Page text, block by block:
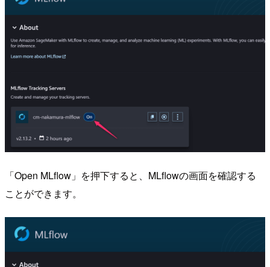
「Open MLflow」を押下すると、MLflowの画面を確認する
ことができます。